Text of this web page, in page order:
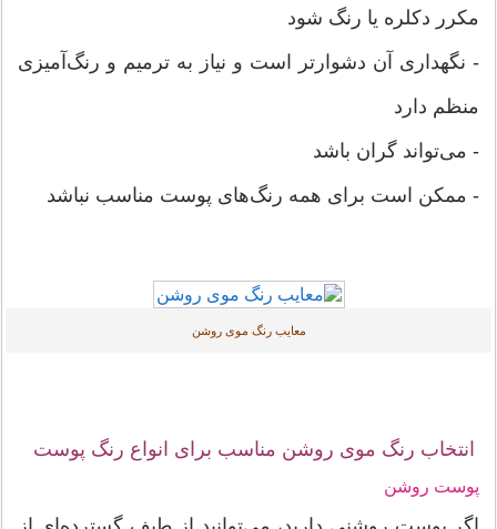
مکرر دکلره یا رنگ شود
- نگهداری آن دشوارتر است و نیاز به ترمیم و رنگ‌آمیزی
منظم دارد
- می‌تواند گران باشد
- ممکن است برای همه رنگ‌های پوست مناسب نباشد
معایب رنگ موی روشن
انتخاب رنگ موی روشن مناسب برای انواع رنگ پوست
پوست روشن